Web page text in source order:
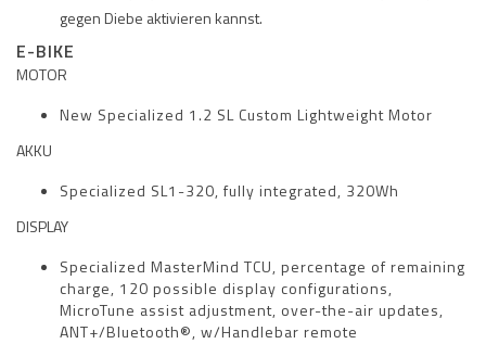
gegen Diebe aktivieren kannst.
E-BIKE
MOTOR
New Specialized 1.2 SL Custom Lightweight Motor
AKKU
Specialized SL1-320, fully integrated, 320Wh
DISPLAY
Specialized MasterMind TCU, percentage of remaining
charge, 120 possible display configurations,
MicroTune assist adjustment, over-the-air updates,
ANT+/Bluetooth®, w/Handlebar remote